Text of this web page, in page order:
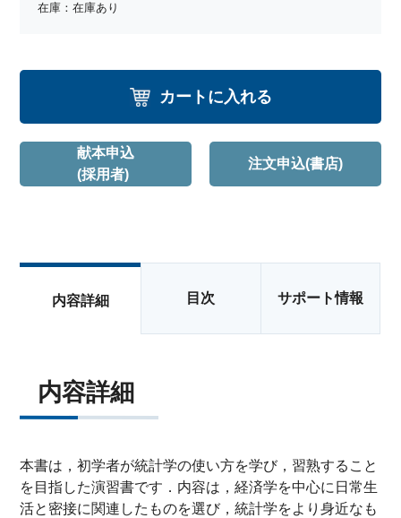
在庫：在庫あり
カートに入れる
献本申込
(採用者)
注文申込(書店)
内容詳細 目次 サポート情報
内容詳細
本書は，初学者が統計学の使い方を学び，習熟すること
を目指した演習書です．内容は，経済学を中心に日常生
活と密接に関連したものを選び，統計学をより身近なも